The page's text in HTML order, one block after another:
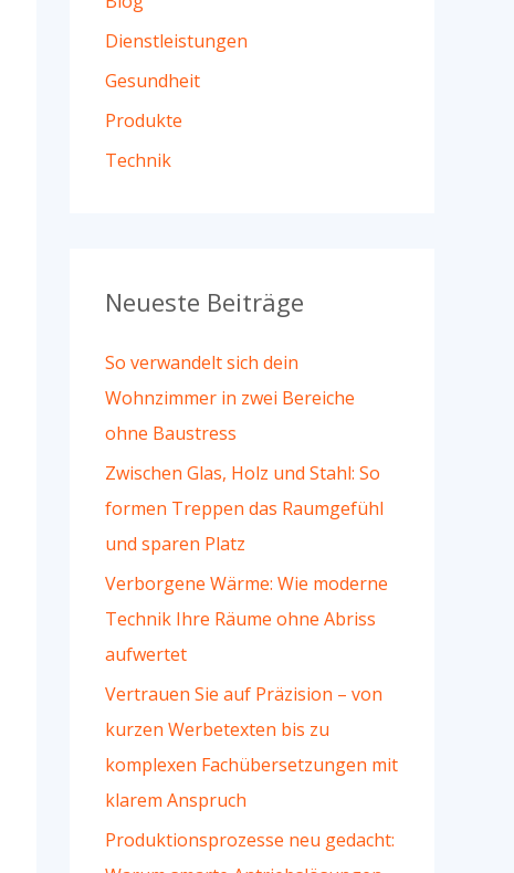
c
h
:
Dienstleistungen
Gesundheit
Produkte
Technik
Neueste Beiträge
So verwandelt sich dein
Wohnzimmer in zwei Bereiche
ohne Baustress
Zwischen Glas, Holz und Stahl: So
formen Treppen das Raumgefühl
und sparen Platz
Verborgene Wärme: Wie moderne
Technik Ihre Räume ohne Abriss
aufwertet
Vertrauen Sie auf Präzision – von
kurzen Werbetexten bis zu
komplexen Fachübersetzungen mit
klarem Anspruch
Produktionsprozesse neu gedacht: